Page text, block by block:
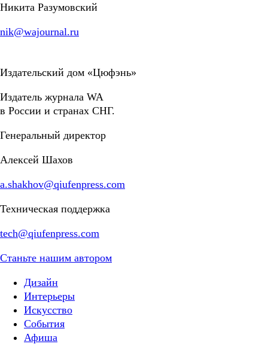
Никита Разумовский
nik@wajournal.ru
Издательский дом «Цюфэнь»
Издатель журнала WA
в России и странах СНГ.
Генеральный директор
Алексей Шахов
a.shakhov@qiufenpress.com
Техническая поддержка
tech@qiufenpress.com
Станьте нашим автором
Дизайн
Интерьеры
Искусство
События
Афиша